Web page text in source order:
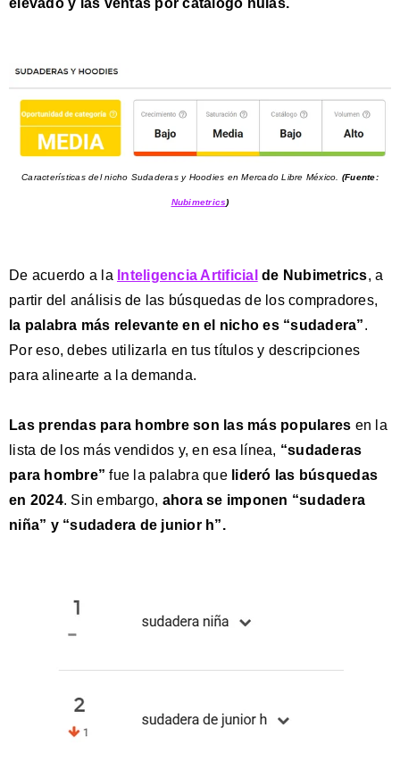
elevado y las ventas por catálogo nulas.
Características del nicho Sudaderas y Hoodies en Mercado Libre México. (Fuente:
Nubimetrics)
De acuerdo a la Inteligencia Artificial de Nubimetrics, a
partir del análisis de las búsquedas de los compradores,
la palabra más relevante en el nicho es “sudadera”.
Por eso, debes utilizarla en tus títulos y descripciones
para alinearte a la demanda.
Las prendas para hombre son las más populares en la
lista de los más vendidos y, en esa línea, “sudaderas
para hombre” fue la palabra que lideró las búsquedas
en 2024. Sin embargo, ahora se imponen “sudadera
niña” y “sudadera de junior h”.